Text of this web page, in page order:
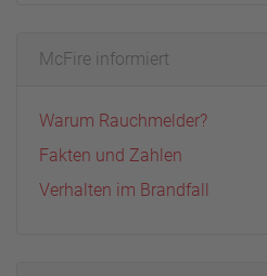
McFire informiert
Warum Rauchmelder?
Fakten und Zahlen
Verhalten im Brandfall